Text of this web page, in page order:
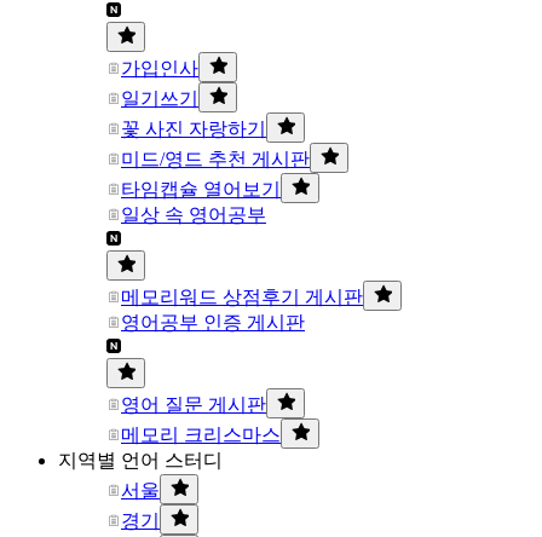
가입인사
일기쓰기
꽃 사진 자랑하기
미드/영드 추천 게시판
타임캡슐 열어보기
일상 속 영어공부
메모리워드 상점후기 게시판
영어공부 인증 게시판
영어 질문 게시판
메모리 크리스마스
지역별 언어 스터디
서울
경기